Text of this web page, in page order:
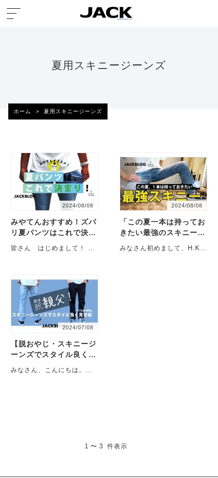
夏用スキニージーンズ
ホーム > 夏用スキニージーンズ
2024/08/08
みやてんおすすめ！ズバ
リ夏パンツはこれで決ま
り！
皆さん はじめまして！ 新
2024/08/08
「この夏一本は持ってお
きたい最強のスキニージ
ーンズ」
みなさん初めまして、H.Kと
2024/07/08
【脱おやじ・スキニージ
ーンズでスタイル良く見
みなさん、こんにちは。新
1 〜 3 件表示